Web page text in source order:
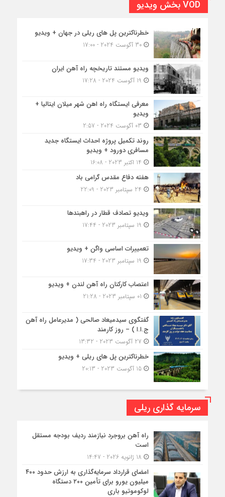
VOD بخش ویدیو
خطرناکترین پل های ریلی در جهان + ویدیو
30 آگوست 2024 - 17:00
ویدیو مستند تاریخچه راه آهن ایران
معرفی ایستگاه راه اهن شهر میلان ایتالیا +
ویدیو
روند تکمیل پروژه احداث ایستگاه جدید
مسافری دورود + ویدیو
هفته دفاع مقدس گرامی باد
ویدیو تصادف قطار در راهبندها
تعمییرات اساسی واگن + ویدیو
اعتصاب کارکنان راه آهن لندن + ویدیو
گفتگوی سیدمیعاد صالحی ( مدیرعامل راه آهن
ج.ا.ا ) – روز کارمند
خطرناکترین پل های ریلی + ویدیو
15 آگوست 2023 - 20:13
سرمایه گذاری ریلی
راه آهن بروجرد نیازمند ردیف بودجه مستقل
است
امضای قرارداد سرمایه‌گذاری به ارزش حدود ۴۰۰
میلیون یورو برای تأمین ۲۰۰ دستگاه
لوکوموتیو باری